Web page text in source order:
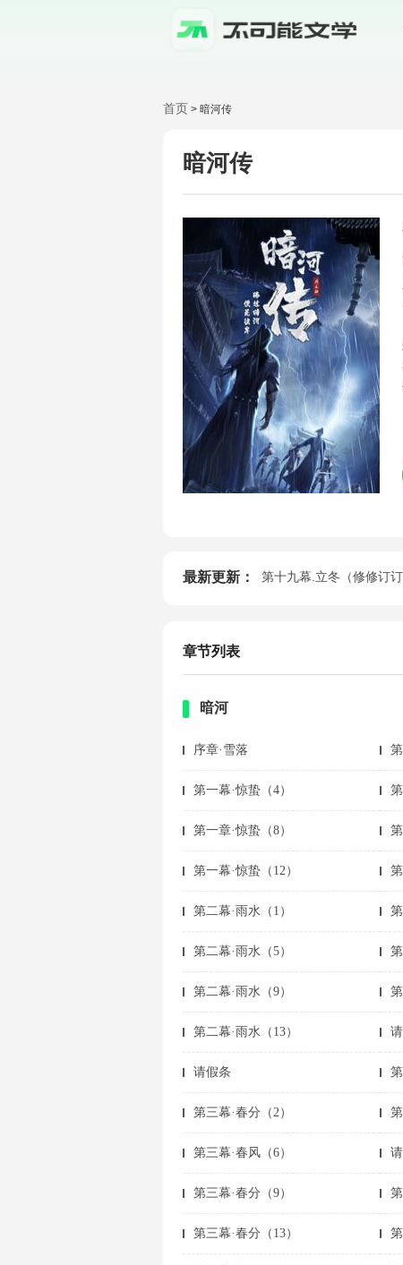
首页 > 暗河传
暗河传
最新更新： 第十九幕.立冬（修修订订
章节列表
暗河
序章·雪落
第一幕·惊蛰（4）
第一章·惊蛰（8）
第一幕·惊蛰（12）
第二幕·雨水（1）
第二幕·雨水（5）
第二幕·雨水（9）
第二幕·雨水（13）
请假条
第三幕·春分（2）
第三幕·春风（6）
第三幕·春分（9）
第三幕·春分（13）